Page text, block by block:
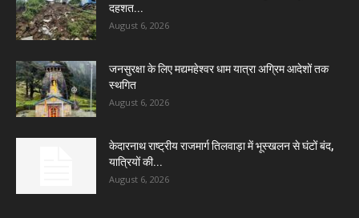
दहशत...
August 6, 2026
जनसुरक्षा के लिए मद्यमहेश्वर धाम यात्रा अग्रिम आदेशों तक
स्थगित
August 6, 2026
केदारनाथ राष्ट्रीय राजमार्ग तिलवाड़ा में भूस्खलन से घंटों बंद,
यात्रियों की...
August 6, 2026